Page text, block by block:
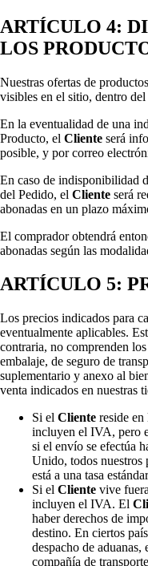
ARTÍCULO 4:
LOS
Nuestras ofertas de
visibles en el sitio, dentro
En la eventualidad de una
Producto, el Cliente será
posible, y por correo
En caso de indisponibilidad
del Pedido, el Cliente será
abonadas en un plazo
El comprador obtendrá
abonadas según las
ARTÍCULO 5:
Los precios indicados para
eventualmente aplicables.
contraria, no comprenden
embalaje, de seguro de
suplementario y anexo al
venta indicados en nuestras
Si el Cliente reside
incluyen el IVA, pero
si el envío se efectúa
Unido, todos nuestros
está a una tasa
Si el Cliente vive
incluyen el IVA. El
haber derechos de
destino. En ciertos
despacho de aduanas,
compañía de